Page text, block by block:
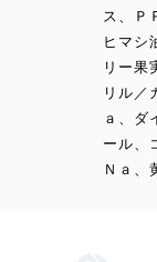
ス、Ｐ
ヒマシ
リー果
リル／
ａ、ダ
ール、
Ｎａ、